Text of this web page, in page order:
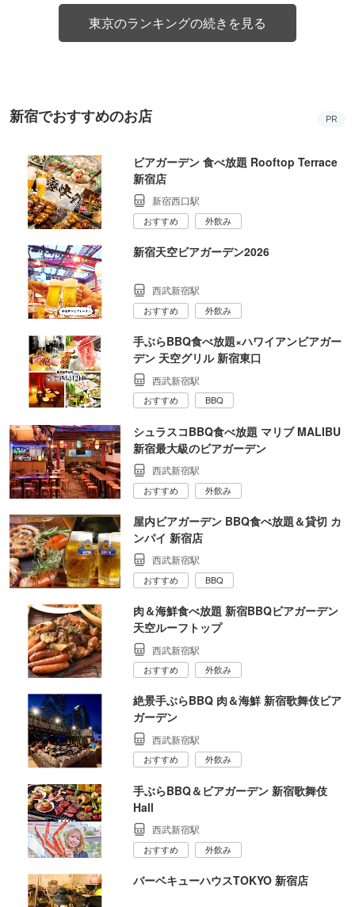
東京のランキングの続きを見る
新宿でおすすめのお店 PR
ビアガーデン 食べ放題 Rooftop Terrace
新宿店
新宿西口駅
おすすめ 外飲み
新宿天空ビアガーデン2026
西武新宿駅
おすすめ 外飲み
手ぶらBBQ食べ放題×ハワイアンビアガー
デン 天空グリル 新宿東口
西武新宿駅
おすすめ BBQ
シュラスコBBQ食べ放題 マリブ MALIBU
新宿最大級のビアガーデン
西武新宿駅
おすすめ 外飲み
屋内ビアガーデン BBQ食べ放題＆貸切 カ
ンパイ 新宿店
西武新宿駅
おすすめ BBQ
肉＆海鮮食べ放題 新宿BBQビアガーデン
天空ルーフトップ
西武新宿駅
おすすめ 外飲み
絶景手ぶらBBQ 肉＆海鮮 新宿歌舞伎ビア
ガーデン
西武新宿駅
おすすめ 外飲み
手ぶらBBQ＆ビアガーデン 新宿歌舞伎
Hall
西武新宿駅
おすすめ 外飲み
バーベキューハウスTOKYO 新宿店